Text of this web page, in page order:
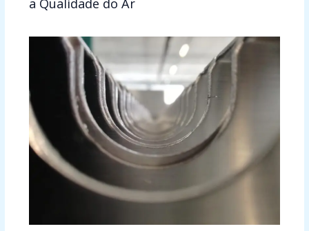
a Qualidade do Ar